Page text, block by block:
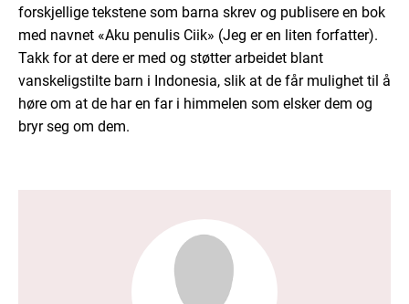
forskjellige tekstene som barna skrev og publisere en bok
med navnet «Aku penulis Ciik» (Jeg er en liten forfatter).
Takk for at dere er med og støtter arbeidet blant
vanskeligstilte barn i Indonesia, slik at de får mulighet til å
høre om at de har en far i himmelen som elsker dem og
bryr seg om dem.